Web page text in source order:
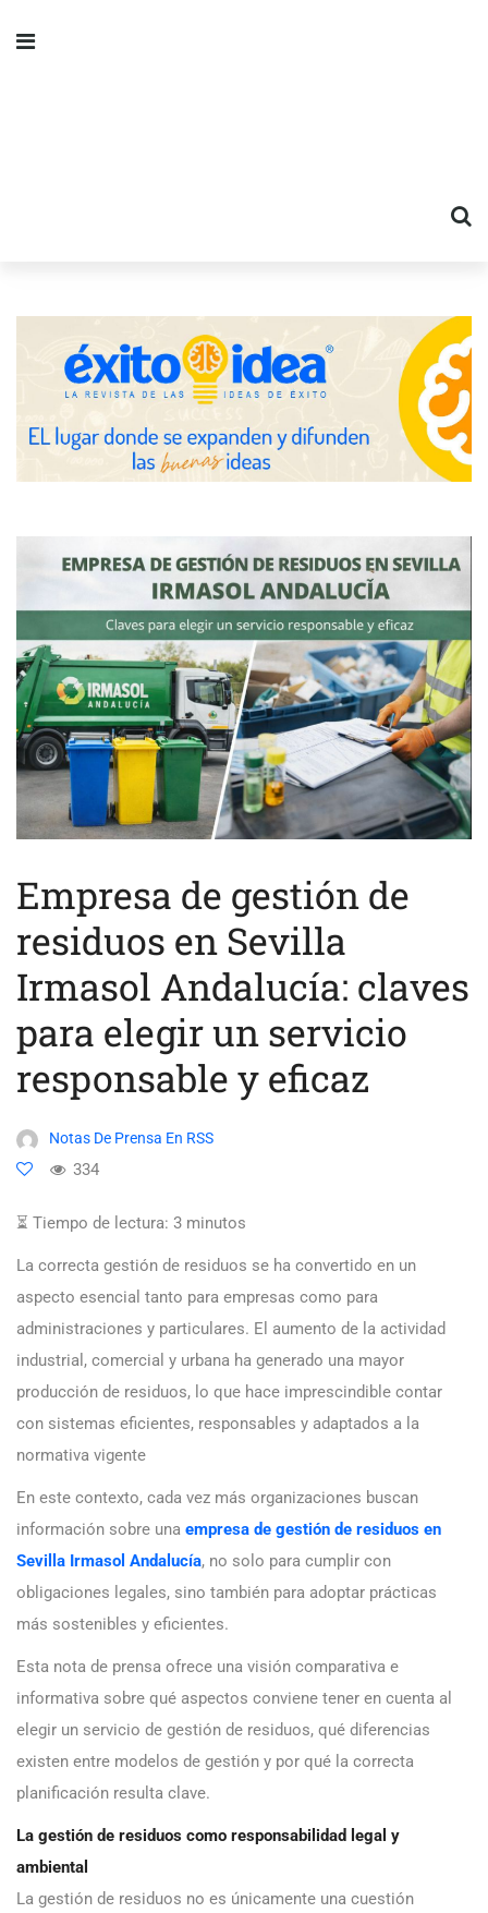
Empresa de gestión de
residuos en Sevilla
Irmasol Andalucía: claves
para elegir un servicio
responsable y eficaz
Notas De Prensa En RSS
334
⏳ Tiempo de lectura: 3 minutos
La correcta gestión de residuos se ha convertido en un
aspecto esencial tanto para empresas como para
administraciones y particulares. El aumento de la actividad
industrial, comercial y urbana ha generado una mayor
producción de residuos, lo que hace imprescindible contar
con sistemas eficientes, responsables y adaptados a la
normativa vigente
En este contexto, cada vez más organizaciones buscan
información sobre una empresa de gestión de residuos en
Sevilla Irmasol Andalucía, no solo para cumplir con
obligaciones legales, sino también para adoptar prácticas
más sostenibles y eficientes.
Esta nota de prensa ofrece una visión comparativa e
informativa sobre qué aspectos conviene tener en cuenta al
elegir un servicio de gestión de residuos, qué diferencias
existen entre modelos de gestión y por qué la correcta
planificación resulta clave.
La gestión de residuos como responsabilidad legal y
ambiental
La gestión de residuos no es únicamente una cuestión